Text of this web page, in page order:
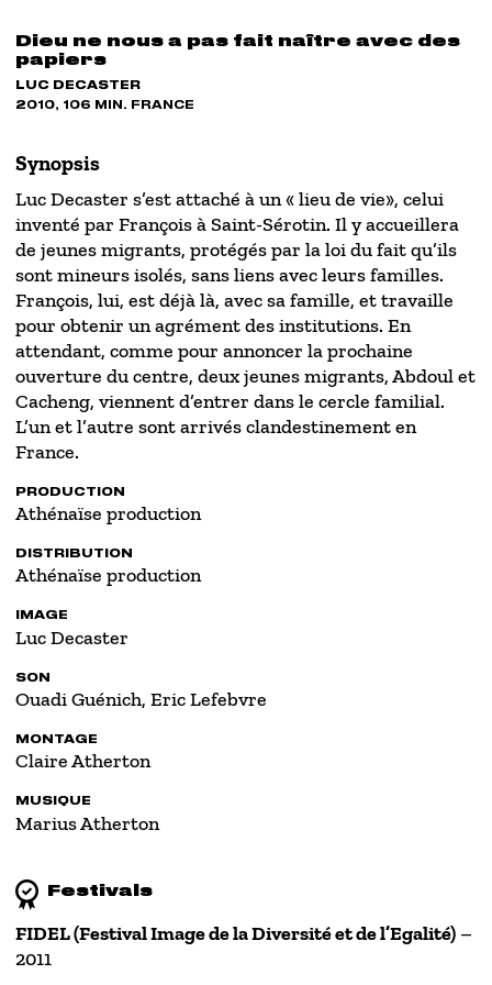
Dieu ne nous a pas fait naître avec des
papiers
LUC DECASTER
2010, 106 MIN. FRANCE
Synopsis
Luc Decaster s’est attaché à un « lieu de vie», celui
inventé par François à Saint-Sérotin. Il y accueillera
de jeunes migrants, protégés par la loi du fait qu’ils
sont mineurs isolés, sans liens avec leurs familles.
François, lui, est déjà là, avec sa famille, et travaille
pour obtenir un agrément des institutions. En
attendant, comme pour annoncer la prochaine
ouverture du centre, deux jeunes migrants, Abdoul et
Cacheng, viennent d’entrer dans le cercle familial.
L’un et l’autre sont arrivés clandestinement en
France.
PRODUCTION
Athénaïse production
DISTRIBUTION
Athénaïse production
IMAGE
Luc Decaster
SON
Ouadi Guénich, Eric Lefebvre
MONTAGE
Claire Atherton
MUSIQUE
Marius Atherton
Festivals
FIDEL (Festival Image de la Diversité et de l’Egalité) –
2011